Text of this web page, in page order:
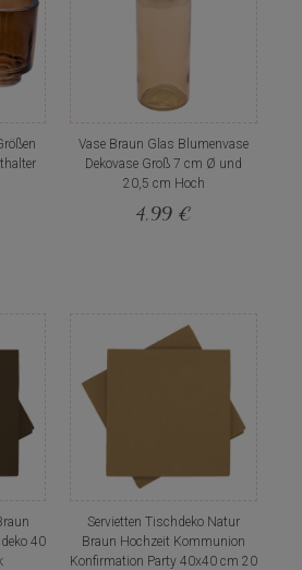
Vase Braun Glas Blumenvase
Dekovase Groß 7 cm Ø und
20,5 cm Hoch
4,99 €
40
Servietten Tischdeko Natur
Braun Hochzeit Kommunion
Konfirmation Party 40x40 cm 20